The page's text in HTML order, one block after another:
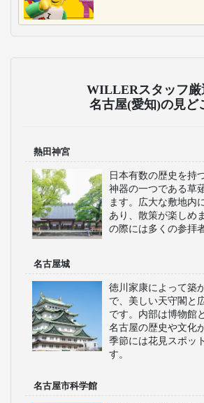
WILLERスタッフ厳
名古屋(愛知)の見ど
熱田神宮
日本有数の歴史を持
神器の一つである草
ます。広大な敷地内
あり、散策が楽しめ
の際には多くの参拝
名古屋城
徳川家康によって築
で、美しい天守閣と
です。内部は博物館
名古屋の歴史や文化
季節には花見スポッ
す。
名古屋市科学館